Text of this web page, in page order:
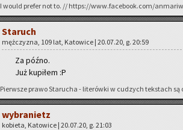
I would pre­fer not to. // https://www.facebook.com/
Sta­ruch
męż­czy­zna, 109 lat, Ka­to­wi­ce | 20.07.20, g. 20:59
Za późno.
Już ku­pi­łem :P
Pierw­sze prawo Sta­ru­cha - li­te­rów­ki w cu­dzych tek­stach
wy­bra­nietz
ko­bie­ta, Ka­to­wi­ce | 20.07.20, g. 21:03